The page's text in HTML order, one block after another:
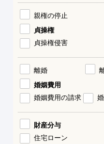
親権の停止
貞操権
貞操権侵害
離婚
婚姻費用
婚姻費用の請求
財産分与
住宅ローン